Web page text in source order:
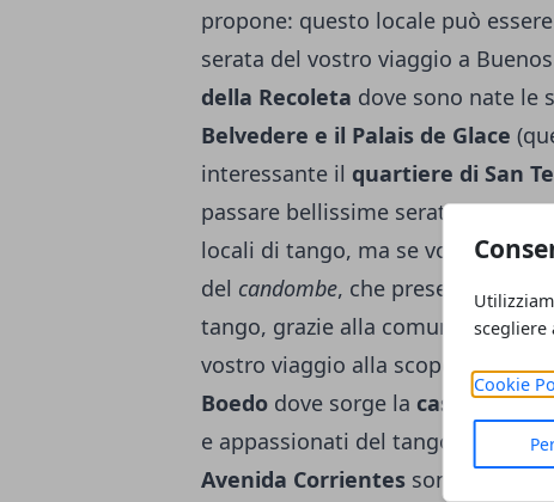
scegliere
Cookie
propone: questo locale può
serata del vostro viaggio a
della Recoleta dove sono nate le
Belvedere e il Palais de Glace
interessante il quartiere di San
passare bellissime serate
locali di tango, ma se volete
del candombe, che prese piede in
tango, grazie alla comunità di
vostro viaggio alla scoperta del
Boedo dove sorge la casa di
e appassionati del tango
Avenida Corrientes sono luoghi